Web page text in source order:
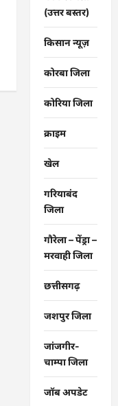
(उत्तर बस्तर)
किसान न्यूज़
कोरबा जिला
कोरिया जिला
क्राइम
खेल
गरियाबंद
जिला
गौरेला – पेंड्रा –
मरवाही जिला
छत्तीसगढ़
जशपुर जिला
जांजगीर-
चाम्पा जिला
जॉब अपडेट